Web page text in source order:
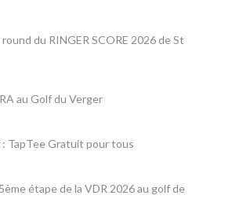
du RINGER SCORE 2026 de St
au Golf du Verger
TapTee Gratuit pour tous
étape de la VDR 2026 au golf de